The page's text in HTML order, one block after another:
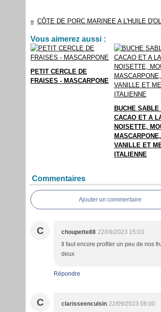
Vous aimerez aussi :
PETIT CERCLE DE
FRAISES - MASCARPONE
BUCHE SABLE
CACAO ET A
NOISETTE,
VANILLE ET
ITALIENNE
Commentaires
Ajouter un commentaire
C choupette88 22/09/2023 15:03
Il faut encore profiter un peu de nos
deux
Répondre
C clarisseencuisin 22/09/2023 08:00